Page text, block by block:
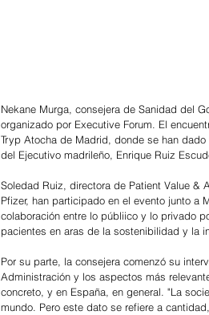
Nekane Murga, consejera de Sanidad del
organizado por Executive Forum. El
Tryp Atocha de Madrid, donde se han
del Ejecutivo madrileño, Enrique Ruiz
Soledad Ruiz, directora de Patient Value &
Pfizer, han participado en el evento junto a
colaboración entre lo públiico y lo privado
pacientes en aras de la sostenibilidad y la
Por su parte, la consejera comenzó su
Administración y los aspectos más
concreto, y en España, en general. "La
mundo. Pero este dato se refiere a